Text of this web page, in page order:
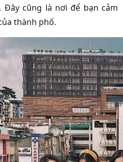
cũng là nơi để bạn cảm
thành phố.